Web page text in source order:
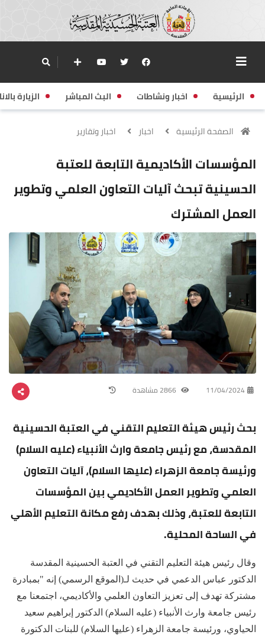
الرئيسية اخبار ونشاطات البث المباشر الزيارة
الصفحة الرئيسية اخبار اخبار وتقارير
المؤسسات الأكاديمية التابعة للعتبة
الحسينية تبحث آليات التعاون العلمي وتطوير
العمل المشترك
11/04/2024
بحث رئيس هيئة التعليم التقني في العتبة الحسينية
المقدسة، مع رئيس جامعة وارث الأنبياء (عليه السلام)
ورئيسة جامعة الزهراء (عليها السلام)، آليات التعاون
العلمي وتطوير العمل الأكاديمي بين المؤسسات
التابعة للعتبة، وذلك بهدف رفع مكانة التعليم الأهلي
في الساحة المحلية.
وقال رئيس هيئة التعليم التقني في العتبة الحسينية المقدسة
الدكتور عباس الدعمي في حديث لـ(الموقع الرسمي) إنه "بمبادرة
مشتركة تهدف إلى تعزيز التعاون العلمي والأكاديمي، اجتمعنا مع
رئيس جامعة وارث الأنبياء (عليه السلام) الدكتور إبراهيم سعيد
الحياوي، ورئيسة جامعة الزهراء (عليها السلام) للبنات الدكتورة